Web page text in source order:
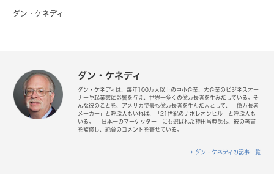
ダン・ケネディ
ダン・ケネディ
ダン・ケネディは、毎年100万人以上の中小企業、大企業のビジネスオー
ナーや起業家に影響を与え、世界一多くの億万長者を生みだしている。そ
んな彼のことを、アメリカで最も億万長者を生んだ人として、「億万長者
メーカー」と呼ぶ人もいれば、「21世紀のナポレオンヒル」と呼ぶ人も
いる。 「日本一のマーケッター」にも選ばれた神田昌典氏も、彼の著書
を監修し、絶賛のコメントを寄せている。
ダン・ケネディの記事一覧